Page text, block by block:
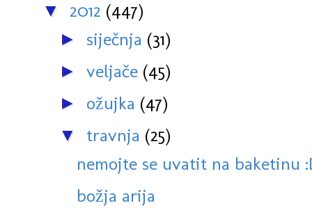
▼ 2012 (447)
► siječnja (31)
► veljače (45)
► ožujka (47)
▼ travnja (25)
nemojte se uvatit na baketinu
božja arija